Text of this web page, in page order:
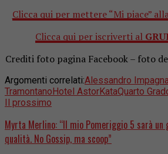
Clicca qui per mettere “Mi piace”
Clicca qui per iscriverti al
Crediti foto pagina Facebook – foto
Argomenti correlati:Alessandro
Tramontano Hotel AstorKataQuarto
Il prossimo
Myrta Merlino: “Il mio Pomeriggio 5 sarà un
qualità. No Gossip, ma scoop”